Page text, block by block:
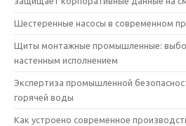
Шестеренные насосы в современном
Щиты монтажные промышленные:
настенным исполнением
Экспертиза промышленной
горячей воды
Как устроено современное